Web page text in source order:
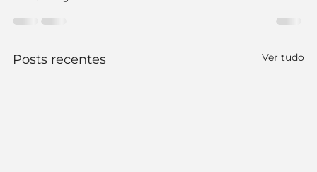
Posts recentes Ver tudo